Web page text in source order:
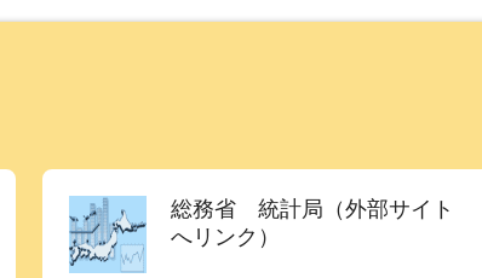
総務省 統計局（外部サイト
へリンク）